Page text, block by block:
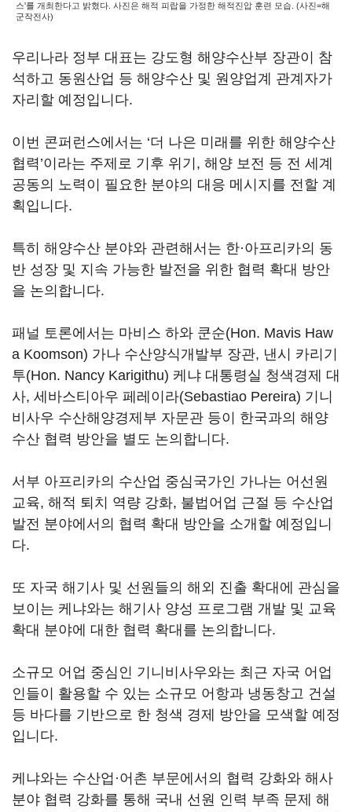
스'를 개최한다고 밝혔다. 사진은 해적 피랍을 가정한 해적진압 훈련 모습. (사진=해
군작전사)
우리나라 정부 대표는 강도형 해양수산부 장관이 참
석하고 동원산업 등 해양수산 및 원양업계 관계자가
자리할 예정입니다.
이번 콘퍼런스에서는 ‘더 나은 미래를 위한 해양수산
협력’이라는 주제로 기후 위기, 해양 보전 등 전 세계
공동의 노력이 필요한 분야의 대응 메시지를 전할 계
획입니다.
특히 해양수산 분야와 관련해서는 한·아프리카의 동
반 성장 및 지속 가능한 발전을 위한 협력 확대 방안
을 논의합니다.
패널 토론에서는 마비스 하와 쿤순(Hon. Mavis Haw
a Koomson) 가나 수산양식개발부 장관, 낸시 카리기
투(Hon. Nancy Karigithu) 케냐 대통령실 청색경제 대
사, 세바스티아우 페레이라(Sebastiao Pereira) 기니
비사우 수산해양경제부 자문관 등이 한국과의 해양
수산 협력 방안을 별도 논의합니다.
서부 아프리카의 수산업 중심국가인 가나는 어선원
교육, 해적 퇴치 역량 강화, 불법어업 근절 등 수산업
발전 분야에서의 협력 확대 방안을 소개할 예정입니
다.
또 자국 해기사 및 선원들의 해외 진출 확대에 관심을
보이는 케냐와는 해기사 양성 프로그램 개발 및 교육
확대 분야에 대한 협력 확대를 논의합니다.
소규모 어업 중심인 기니비사우와는 최근 자국 어업
인들이 활용할 수 있는 소규모 어항과 냉동창고 건설
등 바다를 기반으로 한 청색 경제 방안을 모색할 예정
입니다.
케냐와는 수산업·어촌 부문에서의 협력 강화와 해사
분야 협력 강화를 통해 국내 선원 인력 부족 문제 해